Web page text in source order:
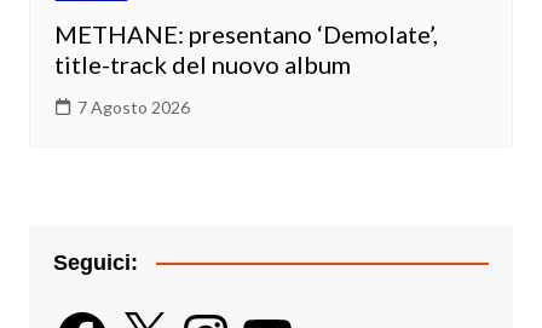
METHANE: presentano ‘Demolate’,
title-track del nuovo album
7 Agosto 2026
Seguici:
Facebook
X InstagramYouTube